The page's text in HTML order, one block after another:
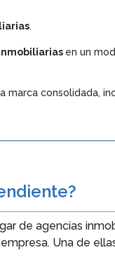
.
en un
marca consolidada,
de agencias
Una de